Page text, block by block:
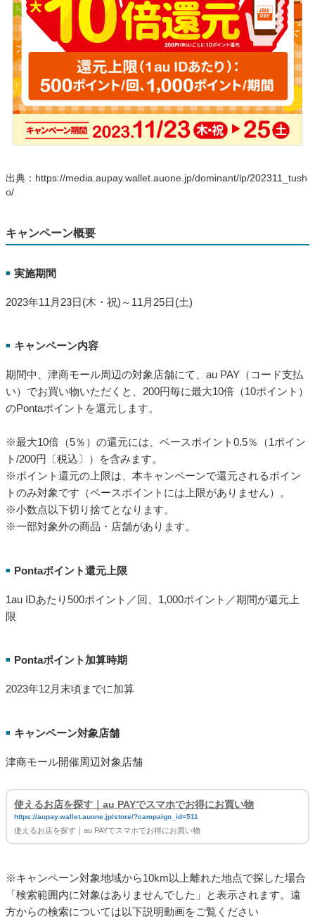
出典：https://media.aupay.wallet.auone.jp/dominant/lp/202311_tush
o/
キャンペーン概要
■ 実施期間
2023年11月23日(木・祝)～11月25日(土)
■ キャンペーン内容
期間中、津商モール周辺の対象店舗にて、au PAY（コード支払
い）でお買い物いただくと、200円毎に最大10倍（10ポイント）
のPontaポイントを還元します。
※最大10倍（5％）の還元には、ベースポイント0.5％（1ポイン
ト/200円〔税込〕）を含みます。
※ポイント還元の上限は、本キャンペーンで還元されるポイン
トのみ対象です（ベースポイントには上限がありません）。
※小数点以下切り捨てとなります。
※一部対象外の商品・店舗があります。
■ Pontaポイント還元上限
1au IDあたり500ポイント／回、1,000ポイント／期間が還元上
限
■ Pontaポイント加算時期
2023年12月末頃までに加算
■ キャンペーン対象店舗
津商モール開催周辺対象店舗
使えるお店を探す｜au PAYでスマホでお得にお買い物
https://aupay.wallet.auone.jp/store/?campaign_id=511
使えるお店を探す｜au PAYでスマホでお得にお買い物
※キャンペーン対象地域から10km以上離れた地点で探した場合
「検索範囲内に対象はありませんでした」と表示されます。遠
方からの検索については以下説明動画をご覧ください